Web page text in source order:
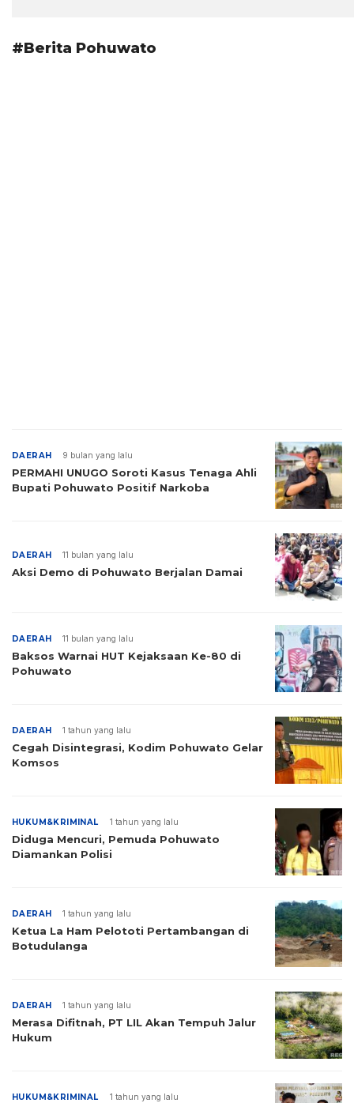
#Berita Pohuwato
DAERAH 9 bulan yang lalu
PERMAHI UNUGO Soroti Kasus Tenaga Ahli
Bupati Pohuwato Positif Narkoba
DAERAH 11 bulan yang lalu
Aksi Demo di Pohuwato Berjalan Damai
DAERAH 11 bulan yang lalu
Baksos Warnai HUT Kejaksaan Ke-80 di
Pohuwato
DAERAH 1 tahun yang lalu
Cegah Disintegrasi, Kodim Pohuwato Gelar
Komsos
HUKUM&KRIMINAL 1 tahun yang lalu
Diduga Mencuri, Pemuda Pohuwato
Diamankan Polisi
DAERAH 1 tahun yang lalu
Ketua La Ham Pelototi Pertambangan di
Botudulanga
DAERAH 1 tahun yang lalu
Merasa Difitnah, PT LIL Akan Tempuh Jalur
Hukum
HUKUM&KRIMINAL 1 tahun yang lalu